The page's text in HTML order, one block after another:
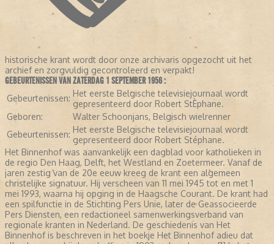
historische krant wordt door onze archivaris opgezocht uit het
archief en zorgvuldig gecontroleerd en verpakt!
GEBEURTENISSEN VAN ZATERDAG 1 SEPTEMBER 1956 :
Gebeurtenissen: Het eerste Belgische televisiejournaal wordt
gepresenteerd door Robert StÈphane.
Geboren:
Walter Schoonjans, Belgisch wielrenner
Gebeurtenissen: Het eerste Belgische televisiejournaal wordt
gepresenteerd door Robert Stéphane.
Het Binnenhof was aanvankelijk een dagblad voor katholieken in
de regio Den Haag, Delft, het Westland en Zoetermeer. Vanaf de
jaren zestig van de 20e eeuw kreeg de krant een algemeen
christelijke signatuur. Hij verscheen van 11 mei 1945 tot en met 1
mei 1993, waarna hij opging in de Haagsche Courant. De krant had
een spilfunctie in de Stichting Pers Unie, later de Geassocieerde
Pers Diensten, een redactioneel samenwerkingsverband van
regionale kranten in Nederland. De geschiedenis van Het
Binnenhof is beschreven in het boekje Het Binnenhof adieu dat